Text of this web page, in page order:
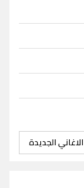
الجديدة